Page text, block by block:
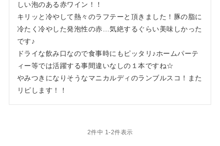
しい泡のある赤ワイン！！
キリッと冷やして熱々のラフテーと頂きました！豚の脂に
冷たく冷やした発泡性の赤…気絶するぐらい美味しかった
です♪
ドライな飲み口なので食事時にもピッタリ♪ホームパーテ
ィー等では活躍する事間違いなしの１本ですね☆
やみつきになりそうなマニカルディのランブルスコ！また
リピします！！
2件中 1-2件表示